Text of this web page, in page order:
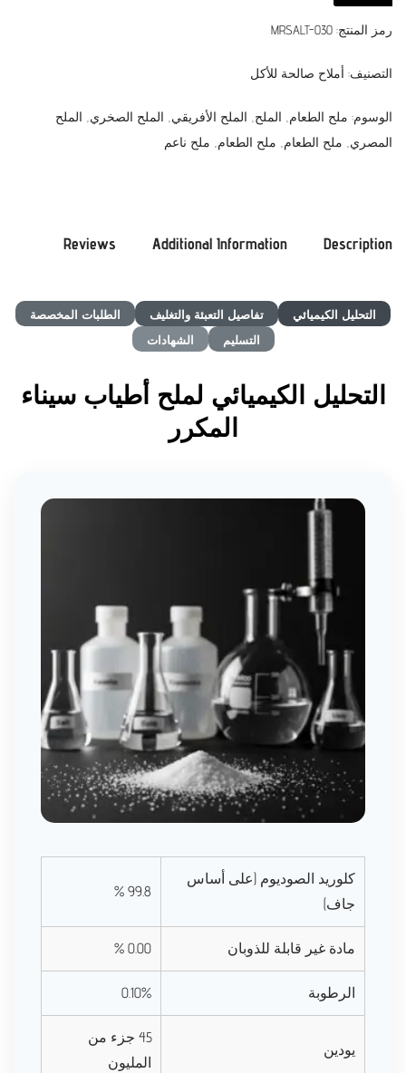
رمز المنتج: MRSALT-030
التصنيف: أملاح صالحة للأكل
الوسوم: ملح الطعام الملح الملح الأفريقي الملح الصخري الملح
المصري ملح الطعام ملح الطعام ملح ناعم
Description
Additional Information
Reviews
التحليل الكيميائي تفاصيل التعبئة والتغليف
الطلبات المخصصة
التسليم
الشهادات
التحليل الكيميائي لملح أطياب سيناء
المكرر
كلوريد الصوديوم (على أساس
جاف)
99.8 %
مادة غير قابلة للذوبان 0.00 %
الرطوبة 0.10%
يودين
45 جزء من
المليون